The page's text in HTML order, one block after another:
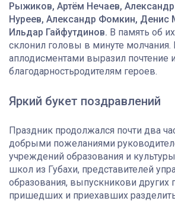
Рыжиков, Артём Нечаев,
Нуреев, Александр Фомкин, Денис
Ильдар Гайфутдинов. В память об
склонил головы в минуте молчания.
аплодисментами выразил почтение и
благодарностьродителям героев.
Яркий букет поздравлений
Праздник продолжался почти два
добрыми пожеланиями
учреждений образования и
школ из Губахи, представителей
образования, выпускникови других
пришедших и приехавших